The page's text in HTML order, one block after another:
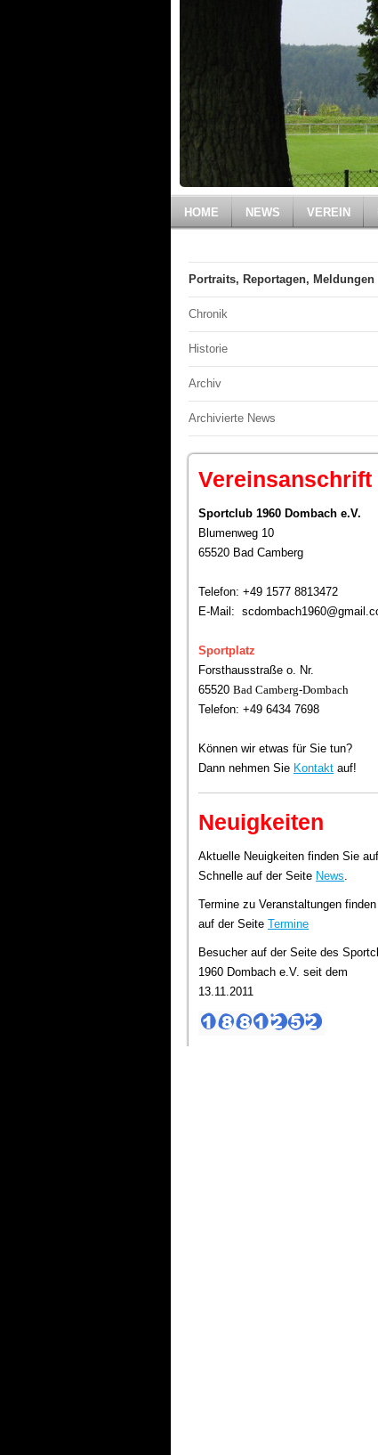
HOME NEWS VEREIN
Portraits, Reportagen, Meldungen
Chronik
Historie
Archiv
Archivierte News
Vereinsanschrift
Sportclub 1960 Dombach e.V.
Blumenweg 10
65520 Bad Camberg
Telefon: +49 1577 8813472
E-Mail:
Sportplatz
Forsthausstraße o. Nr.
65520 Bad Camberg-Dombach
Telefon: +49 6434 7698
Können wir etwas für Sie tun?
Dann nehmen Sie Kontakt auf!
Neuigkeiten
Aktuelle Neuigkeiten finden Sie
Schnelle auf der Seite News.
Termine zu Veranstaltungen
auf der Seite Termine
Besucher auf der Seite des
1960 Dombach e.V. seit dem
13.11.2011